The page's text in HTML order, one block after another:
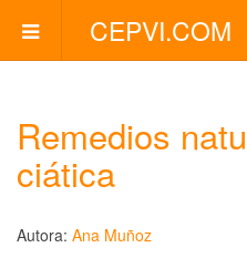
CEPVI.COM
Remedios
ciática
Autora: Ana Muñoz